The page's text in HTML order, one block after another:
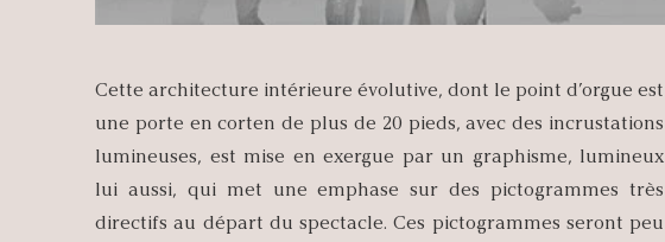
Cette architecture intérieure évolutive, dont le point d’orgue est
une porte en corten de plus de 20 pieds, avec des incrustations
lumineuses, est mise en exergue par un graphisme, lumineux
lui aussi, qui met une emphase sur des pictogrammes très
directifs au départ du spectacle. Ces pictogrammes seront peu